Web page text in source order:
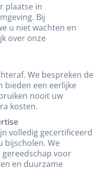
plaatse in
Bij
u niet wachten en
over onze
We bespreken de
bieden een eerlijke
nooit uw
kosten.
volledig gecertificeerd
bijscholen. We
voor
en duurzame